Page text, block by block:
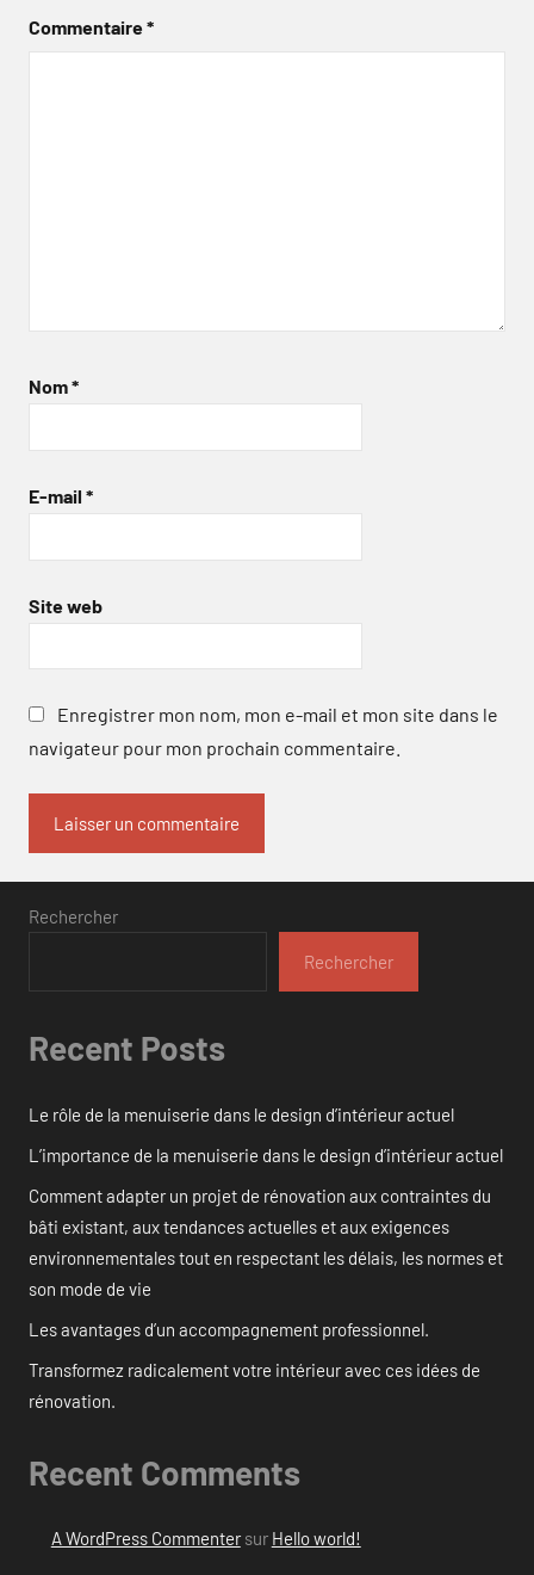
Commentaire*
Nom*
E-mail *
Site web
Enregistrer mon nom, mon e-mail et mon site dans le
navigateur pour mon prochain commentaire.
Rechercher
Rechercher
Recent Posts
Le rôle de la menuiserie dans le design d’intérieur actuel
L’importance de la menuiserie dans le design d’intérieur actuel
Comment adapter un projet de rénovation aux contraintes du
bâti existant, aux tendances actuelles et aux exigences
environnementales tout en respectant les délais, les normes et
son mode de vie
Les avantages d’un accompagnement professionnel.
Transformez radicalement votre intérieur avec ces idées de
rénovation.
Recent Comments
A WordPress Commentersur Hello world!